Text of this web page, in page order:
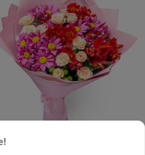
"Нежная любовь"